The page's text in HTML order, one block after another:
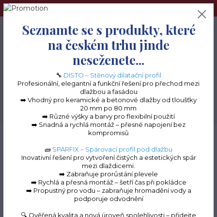
➢Terče pod dlažbu naleznete na e-shopu www.terceshop.cz!➢
+420 605 740 744
0
0 Kč
Souhlas se zpracováním osobních údajů pro účely rozesílky e-
Souhlas se zpracováním
osobních údajů pro účely
Seznamte se s produkty, které
na českém trhu jinde
neseženete...
🔧 DISTO – Stěnový dilatační profil
Profesionální, elegantní a funkční řešení pro přechod mezi
dlažbou a fasádou
➡️ Vhodný pro keramické a betonové dlažby od tloušťky
20 mm po 80 mm
➡️ Různé výšky a barvy pro flexibilní použití
➡️ Snadná a rychlá montáž – přesné napojení bez
kompromisů
🧱 SPARFIX – Spárovací profil pod dlažbu
Inovativní řešení pro vytvoření čistých a estetických spár
mezi dlaždicemi.
➡️ Zabraňuje prorůstání plevele
➡️ Rychlá a přesná montáž – šetří čas při pokládce
➡️ Propustný pro vodu – zabraňuje hromadění vody a
podporuje odvodnění
🔍 Ověřená kvalita a nová úroveň spolehlivosti – přidejte